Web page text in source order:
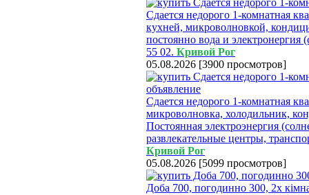
Сдается недорого 1-комнатная
кухней, микроволновкой,
постоянно вода и
55 02. Кривой Рог
05.08.2026 [3900 просмотров]
Сдается недорого 1-комнатная
микроволновка, холодильник,
Постоянная электроэнергия
развлекательные центры,
Кривой Рог
05.08.2026 [5099 просмотров]
Доба 700, погодинно 300, 2х